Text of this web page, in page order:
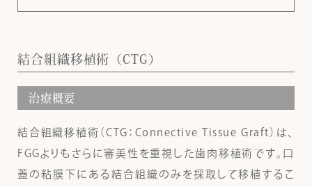
結合組織移植術（CTG）
治療概要
結合組織移植術（CTG：Connective Tissue Graft）は、
FGGよりもさらに審美性を重視した歯肉移植術です。口
蓋の粘膜下にある結合組織のみを採取して移植するこ